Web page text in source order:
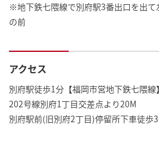
※地下鉄七隈線で別府駅3番出口を出て
の前
アクセス
別府駅徒歩1分【福岡市営地下鉄七隈線】
202号線別府1丁目交差点より20M
別府駅前(旧別府2丁目)停留所下車徒歩3